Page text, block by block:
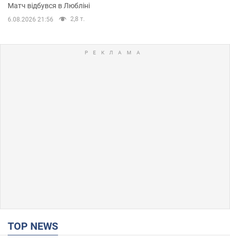
Матч відбувся в Любліні
6.08.2026 21:56 2,8 т.
TOP NEWS